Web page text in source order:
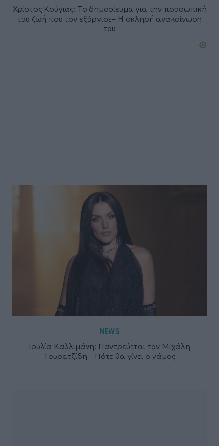
Χρίστος Κούγιας: Το δημοσίευμα για την προσωπική
του ζωή που τον εξόργισε– Η σκληρή ανακοίνωση
του
NEWS
Ιουλία Καλλιμάνη: Παντρεύεται τον Μιχάλη
Τουρατζίδη – Πότε θα γίνει ο γάμος